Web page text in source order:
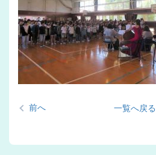
前へ 一覧へ戻る